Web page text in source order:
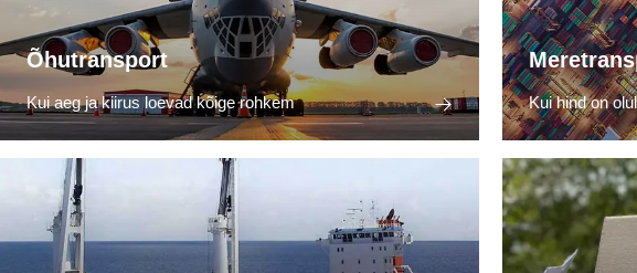
Õhutransport
Kui aeg ja kiirus loevad kõige rohkem Kui hind on